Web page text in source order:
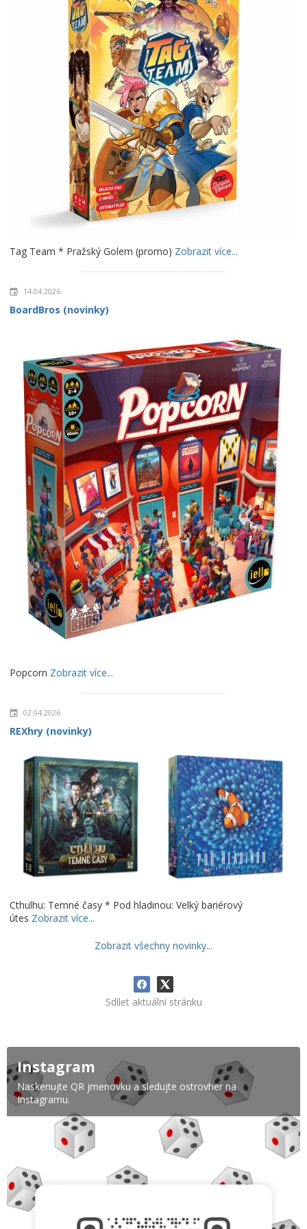
Tag Team * Pražský Golem (promo) Zobrazit více...
14.04.2026
BoardBros (novinky)
Popcorn Zobrazit více...
02.04.2026
REXhry (novinky)
Cthulhu: Temné časy * Pod hladinou: Velký bariérový
útes Zobrazit více...
Zobrazit všechny novinky...
Sdílet aktuální stránku
Instagram
Naskenujte QR jmenovku a sledujte ostrovher na
Instagramu.